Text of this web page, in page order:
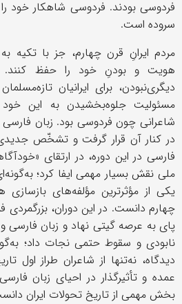
فردوسی بودند. فردوسی شاهکار خود
سروده است.
مردم ایرانِ قرن چهارم، جز با تکیه
هویت و بودنِ خود را حفظ کنند.
دیگری‌نبودن، برای ایرانیان
مسئولیت جلوه‌بخشیدن به این
شاعرانی چون فردوسی بود. زبان فارسی
در کنار آن قرار گرفت و تشخّص جدیدی
فارسی در این دوره، در ارتقای
ملی نقش بسیار مهمی ایفا کرد؛
یکی از مؤثرترین مؤلفه‌های بازسازی
چهارم دانست. در این دوران، بزرگمردی
پای به عرصه گیتی نهاد و زبان فارسی
نابودی و سقوط حتمی نجات داد؛
دیدگاه، نه‌تنها از شاعران طراز اول
عمده و تأثیرگذار در احیای زبان
بخش مهمی از تاریخ تحولات ایران